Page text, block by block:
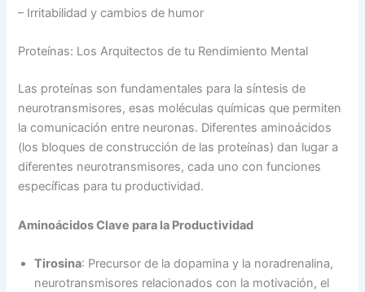
– Irritabilidad y cambios de humor
Proteínas: Los Arquitectos de tu Rendimiento Mental
Las proteínas son fundamentales para la síntesis de
neurotransmisores, esas moléculas químicas que permiten
la comunicación entre neuronas. Diferentes aminoácidos
(los bloques de construcción de las proteínas) dan lugar a
diferentes neurotransmisores, cada uno con funciones
específicas para tu productividad.
Aminoácidos Clave para la Productividad
Tirosina: Precursor de la dopamina y la noradrenalina,
neurotransmisores relacionados con la motivación, el